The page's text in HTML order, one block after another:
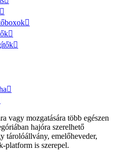
vagy mozgatására több egészen
hajóra szerelhető
tárolóállvány, emelőheveder,
platform is szerepel.